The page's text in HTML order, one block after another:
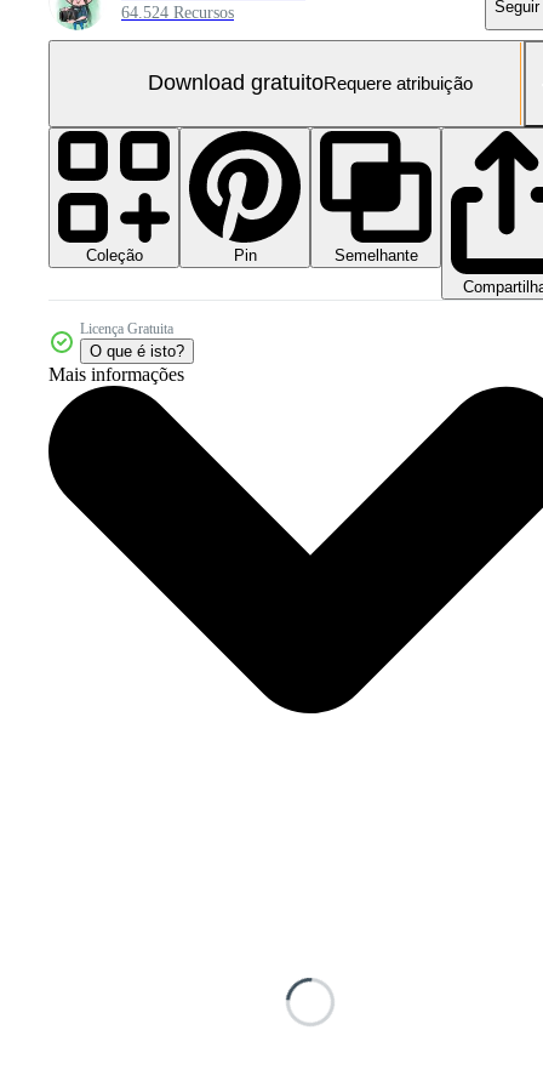
64.524 Recursos Seguir
Download gratuitoRequere atribuição
Coleção Pin
Semelhante
Licença Gratuita
O que é isto?
Mais informações